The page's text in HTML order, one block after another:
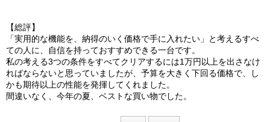
【総評】
「実用的な機能を、納得のいく価格で手に入れたい」と考えるすべ
ての人に、自信を持っておすすめできる一台です。
私の考える3つの条件をすべてクリアするには1万円以上を出さなけ
ればならないと思っていましたが、予算を大きく下回る価格で、し
かも期待以上の性能を発揮してくれました。
間違いなく、今年の夏、ベストな買い物でした。